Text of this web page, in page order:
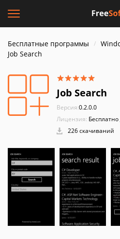
Бесплатные программы
Job Search
Job Search
Версия:0.2.0.0
Лицензия:
226 скачиваний